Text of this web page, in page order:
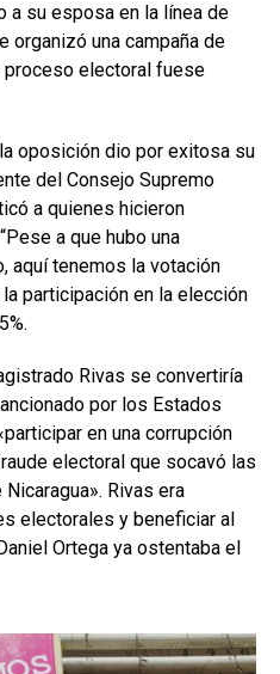
a su esposa en la línea de
organizó una campaña de
electoral fuese
oposición dio por exitosa su
del Consejo Supremo
a quienes hicieron
a que hubo una
aquí tenemos la votación
participación en la elección
Rivas se convertiría
por los Estados
en una corrupción
electoral que socavó las
Rivas era
electorales y beneficiar al
Ortega ya ostentaba el